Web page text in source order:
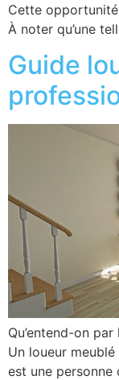
Cette
À noter qu’une
Guide
Qu’entend-on
Un loueur
est une personne